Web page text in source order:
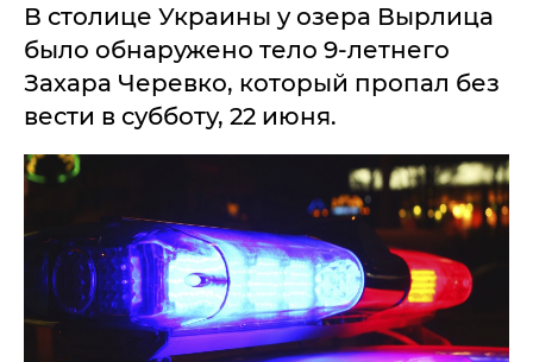
В столице Украины у озера Вырлица
было обнаружено тело 9-летнего
Захара Черевко, который пропал без
вести в субботу, 22 июня.